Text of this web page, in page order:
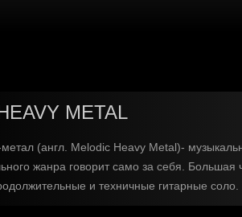
METAL
(англ. Melodic Heavy Metal)-
жанра говорит само за себя.
и техничные гитарные